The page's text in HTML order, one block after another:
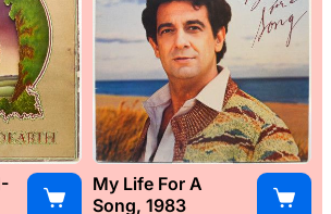
My Life For A
Song, 1983